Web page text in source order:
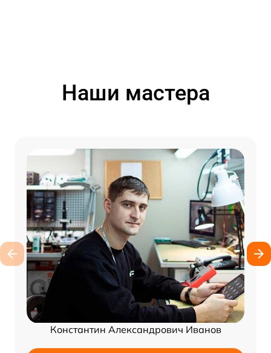
Наши мастера
Константин Александрович Иванов